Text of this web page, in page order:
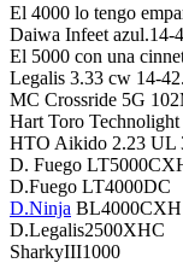
El 4000 lo tengo
Daiwa Infeet azul.14-
El 5000 con una
Legalis 3.33 cw 14-42.
MC Crossride 5G
Hart Toro
HTO Aikido 2.23 UL
D. Fuego
D.Fuego LT4000DC
D.Ninja BL4000CXH
D.Legalis2500XHC
SharkyIII1000